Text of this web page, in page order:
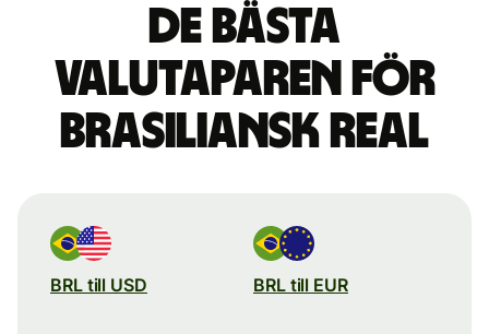
De bästa
valutaparen för
brasiliansk real
BRL till USD BRL till EUR